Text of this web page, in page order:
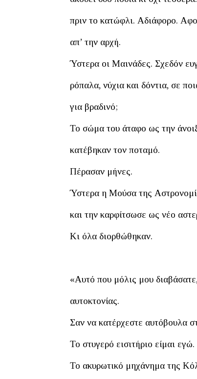
πριν το κατώφλι. Αδιάφορο.
απ’ την αρχή.
Ύστερα οι Μαινάδες. Σχεδόν
ρόπαλα, νύχια και δόντια, σε
για βραδινό;
Το σώμα του άταφο ως την
κατέβηκαν τον ποταμό.
Πέρασαν μήνες.
Ύστερα η Μούσα της
και την καρφίτσωσε ως νέο
Κι όλα διορθώθηκαν.
«Αυτό που μόλις μου
αυτοκτονίας.
Σαν να κατέρχεστε αυτόβουλα
Το στυγερό εισιτήριο είμαι εγώ.
Το ακυρωτικό μηχάνημα της